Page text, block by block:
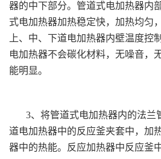
器的中下部分。管道式电加热器内
式电加热器加热稳定快，加热均匀
上、中、下道电加热器内壁温度控
电加热器不会碳化材料，无噪音，
能明显。
3、将管道式电加热器内的法兰
道电加热器中的反应釜夹套中，加
器中的热能。反应加热器中反应釜